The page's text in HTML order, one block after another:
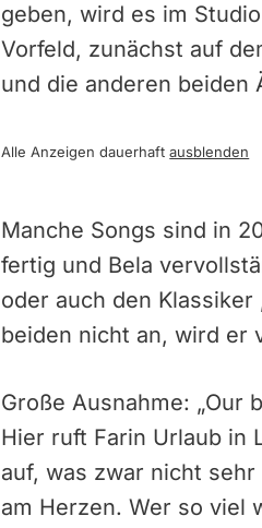
geben, wird es im
Vorfeld, zunächst auf
und die anderen beiden
Alle Anzeigen dauerhaftausblenden
Manche Songs sind in
fertig und Bela
oder auch den Klassiker
beiden nicht an, wird er
Große Ausnahme: „Our
Hier ruft Farin Urlaub in
auf, was zwar nicht
am Herzen. Wer so viel